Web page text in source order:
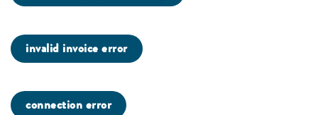
invalid invoice error
connection error